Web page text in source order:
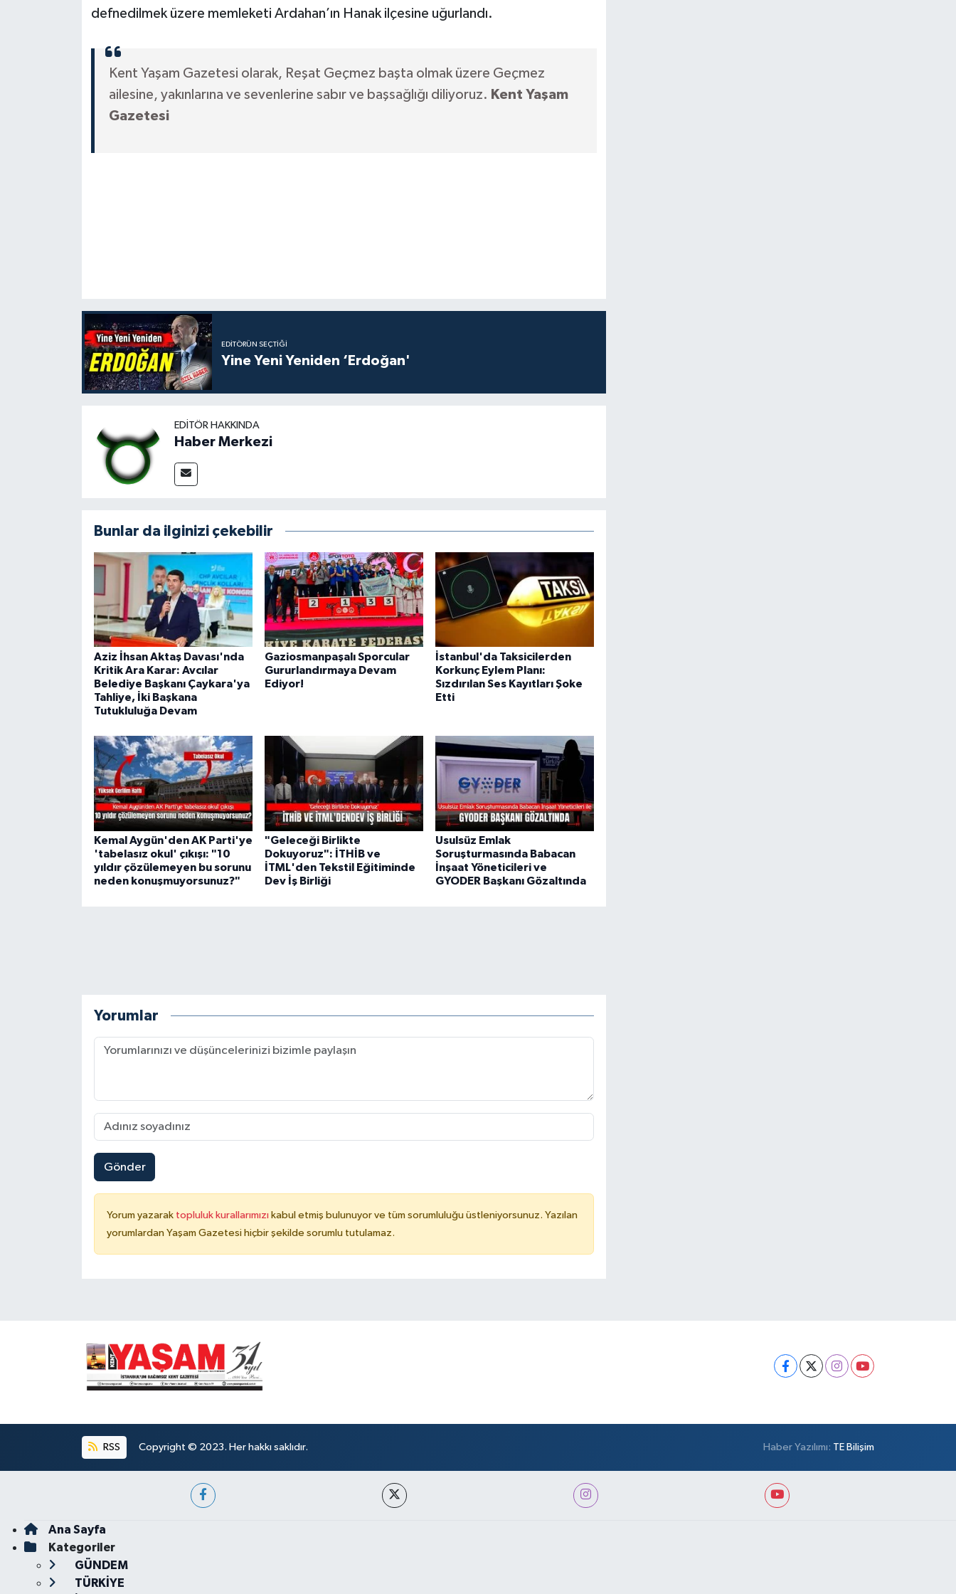
defnedilmek üzere memleketi Ardahan’ın Hanak ilçesine uğurlandı.
Kent Yaşam Gazetesi olarak, Reşat Geçmez başta olmak üzere Geçmez
ailesine, yakınlarına ve sevenlerine sabır ve başsağlığı diliyoruz. Kent Yaşam
Gazetesi
EDITÖRÜN SEÇTIĞI
Yine Yeni Yeniden ‘Erdoğan'
EDITÖR HAKKINDA
Haber Merkezi
Bunlar da ilginizi çekebilir
Aziz İhsan Aktaş Davası'nda
Kritik Ara Karar: Avcılar
Belediye Başkanı Çaykara'ya
Tahliye, İki Başkana
Tutukluluğa Devam
Gaziosmanpaşalı Sporcular
Gururlandırmaya Devam
Ediyor!
İstanbul'da Taksicilerden
Korkunç Eylem Planı:
Sızdırılan Ses Kayıtları Şoke
Etti
Kemal Aygün'den AK Parti'ye
'tabelasız okul' çıkışı: "10
yıldır çözülemeyen bu sorunu
neden konuşmuyorsunuz?"
"Geleceği Birlikte
Dokuyoruz": İTHİB ve
İTML'den Tekstil Eğitiminde
Dev İş Birliği
Usulsüz Emlak
Soruşturmasında Babacan
İnşaat Yöneticileri ve
GYODER Başkanı Gözaltında
Yorumlar
Gönder
Yorum yazarak topluluk kurallarımızı kabul etmiş bulunuyor ve tüm sorumluluğu üstleniyorsunuz. Yazılan
yorumlardan Yaşam Gazetesi hiçbir şekilde sorumlu tutulamaz.
RSS Copyright © 2023. Her hakkı saklıdır. Haber Yazılımı: TE Bilişim
Ana Sayfa
Kategoriler
GÜNDEM
TÜRKİYE